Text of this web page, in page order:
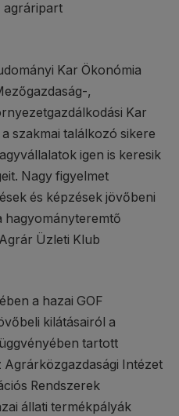
agráripart
Kar Ökonómia
,
Kar
szakmai találkozó sikere
igen is keresik
Nagy figyelmet
és képzések jövőbeni
hagyományteremtő
Üzleti Klub
a hazai GOF
kilátásairól a
tartott
Agrárközgazdasági Intézet
Rendszerek
állati termékpályák